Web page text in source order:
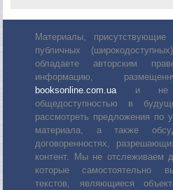
Материалы,
публичных
обладаете авторским
информацию,
booksonline.com.uaи не
общедоступностью в
рассмотреть предложения по
материала, а также
договоренностях,
контент. Мы не отслеживаем
которые самостоятельно
текстов, являющиеся